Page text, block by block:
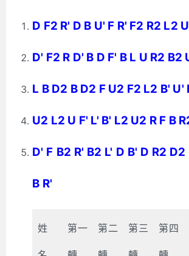
D F2 R' D B U' F R' F2 R2 L2
D' F2 R D' B D F' B L U R2 B2
L B D2 B D2 F U2 F2 L2 B'
U2 L2 U F' L' B' L2 U2 R F B
D' F B2 R' B2 L' D B' D R2
B R'
姓 第一 第二 第三 第四